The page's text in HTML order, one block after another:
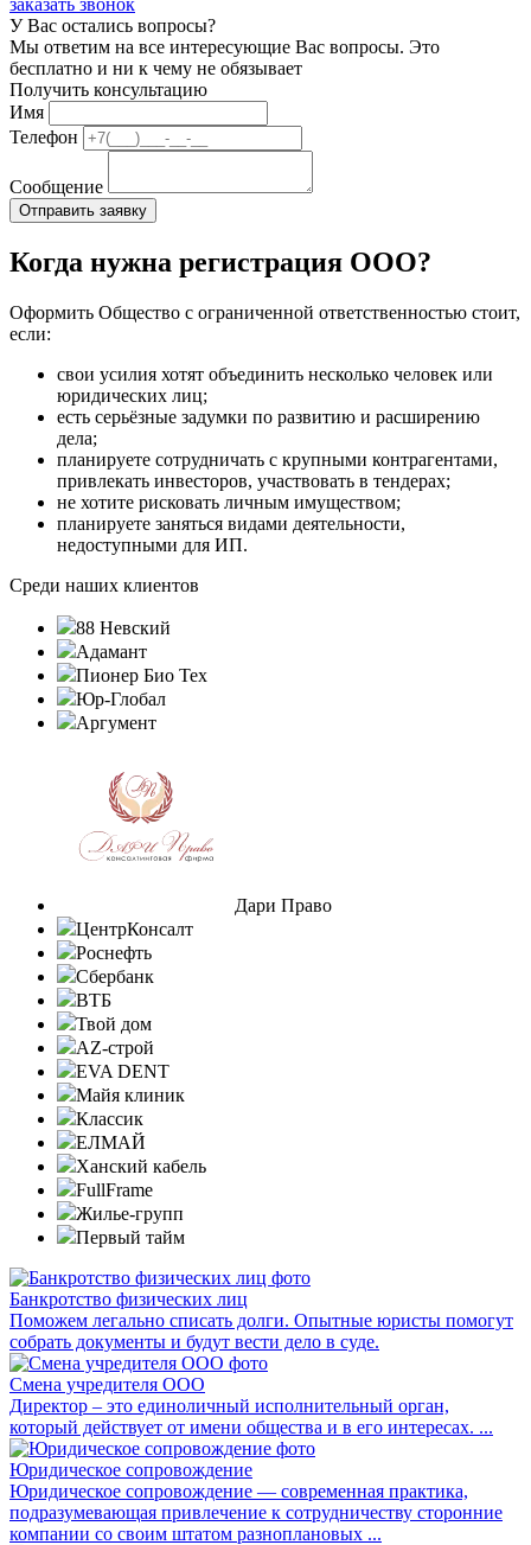
У Вас остались вопросы?
Мы ответим на все интересующие Вас вопросы. Это
бесплатно и ни к чему не обязывает
Получить консультацию
Имя
Телефон
Сообщение
Когда нужна регистрация ООО?
Оформить Общество с ограниченной ответственностью стоит,
если:
свои усилия хотят объединить несколько человек или
юридических лиц;
есть серьёзные задумки по развитию и расширению
дела;
планируете сотрудничать с крупными контрагентами,
привлекать инвесторов, участвовать в тендерах;
не хотите рисковать личным имуществом;
планируете заняться видами деятельности,
недоступными для ИП.
Среди наших клиентов
88 Невский
Адамант
Пионер Био Тех
Юр-Глобал
Аргумент
Дари Право
ЦентрКонсалт
Роснефть
Сбербанк
ВТБ
Твой дом
AZ-строй
EVA DENT
Майя клиник
Классик
ЕЛМАЙ
Ханский кабель
FullFrame
Жилье-групп
Первый тайм
Банкротство физических лиц
Поможем легально списать долги. Опытные юристы помогут
собрать документы и будут вести дело в суде.
Смена учредителя ООО
Директор – это единоличный исполнительный орган,
который действует от имени общества и в его интересах. ...
Юридическое сопровождение
Юридическое сопровождение — современная практика,
подразумевающая привлечение к сотрудничеству сторонние
компании со своим штатом разноплановых ...